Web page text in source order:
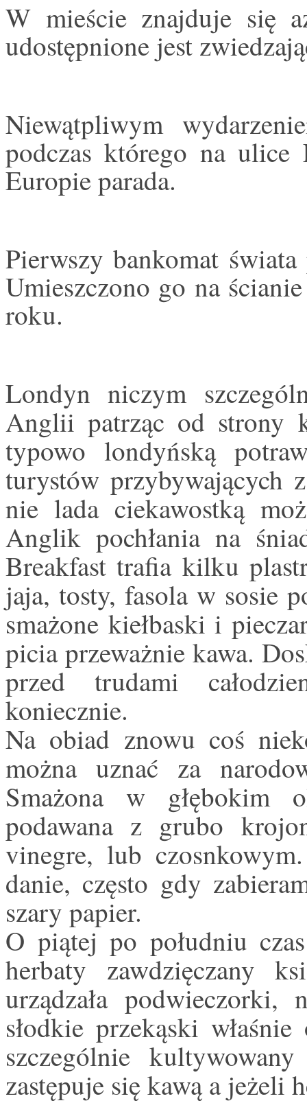
W mieście znajduje się
udostępnione jest
Niewątpliwym
podczas którego na
Europie parada.
Pierwszy bankomat
Umieszczono go na
roku.
Londyn niczym
Anglii patrząc od strony
typowo londyńską
turystów przybywających
nie lada ciekawostką
Anglik pochłania na
Breakfast trafia kilku
jaja, tosty, fasola w sosie
smażone kiełbaski i
picia przeważnie kawa.
przed trudami
koniecznie.
Na obiad znowu coś
można uznać za
Smażona w głębokim
podawana z grubo
vinegre, lub
danie, często gdy
szary papier.
O piątej po południu
herbaty zawdzięczany
urządzała
słodkie przekąski
szczególnie
zastępuje się kawą a